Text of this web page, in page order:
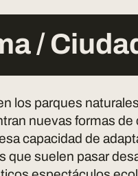
/
los parques
nuevas formas
capacidad de
que suelen pasar